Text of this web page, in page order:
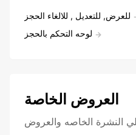
للعرض, للتعديل , للالغاء الحجز
لوحه التحكم بالحجز
العروض الخاصة
النشرة الخاصه والعروض